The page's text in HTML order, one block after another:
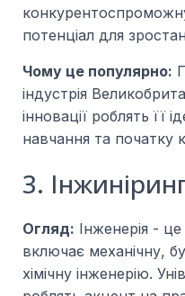
потенціал для
Чому це популярно:
індустрія
інновації роблять її
навчання та початку
3.
Огляд: Інженерія -
включає механічну,
хімічну інженерію.